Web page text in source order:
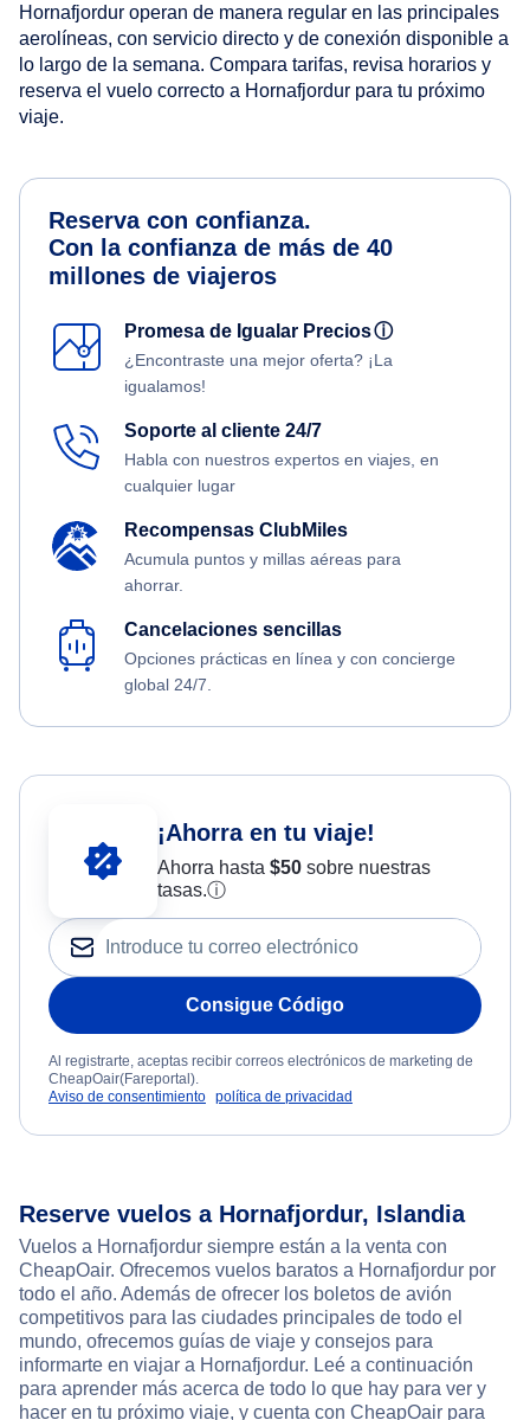
Hornafjordur operan de manera regular en las principales
aerolíneas, con servicio directo y de conexión disponible a
lo largo de la semana. Compara tarifas, revisa horarios y
reserva el vuelo correcto a Hornafjordur para tu próximo
viaje.
Reserva con confianza.
Con la confianza de más de 40
millones de viajeros
Promesa de Igualar Preciosⓘ
¿Encontraste una mejor oferta? ¡La
igualamos!
Soporte al cliente 24/7
Habla con nuestros expertos en viajes, en
cualquier lugar
Recompensas ClubMiles
Acumula puntos y millas aéreas para
ahorrar.
Cancelaciones sencillas
Opciones prácticas en línea y con concierge
global 24/7.
¡Ahorra en tu viaje!
Ahorra hasta $50sobre nuestras
tasas.ⓘ
Consigue Código
Al registrarte, aceptas recibir correos electrónicos de marketing de
CheapOair(Fareportal).
Aviso de consentimiento política de privacidad
Reserve vuelos a Hornafjordur, Islandia
Vuelos a Hornafjordur siempre están a la venta con
CheapOair. Ofrecemos vuelos baratos a Hornafjordur por
todo el año. Además de ofrecer los boletos de avión
competitivos para las ciudades principales de todo el
mundo, ofrecemos guías de viaje y consejos para
informarte en viajar a Hornafjordur. Leé a continuación
para aprender más acerca de todo lo que hay para ver y
hacer en tu próximo viaje, y cuenta con CheapOair para